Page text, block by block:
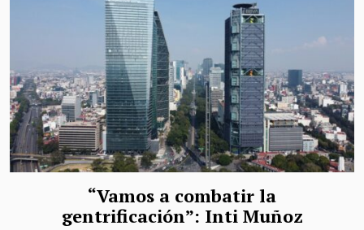
“Vamos a combatir la
gentrificación”: Inti Muñoz